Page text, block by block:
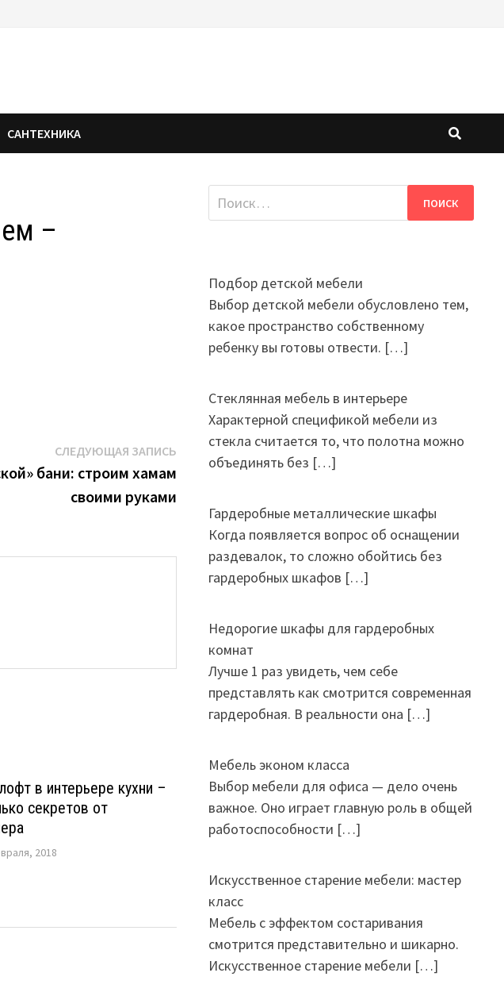
САНТЕХНИКА
–
СЛЕДУЮЩАЯ ЗАПИСЬСледующая
запись:
бани: строим хамам
своими руками
в интерьере кухни –
секретов от
2018
Найти:
Подбор детской мебели
Выбор детской мебели обусловлено тем,
какое пространство собственному
ребенку вы готовы отвести. […]
Стеклянная мебель в интерьере
Характерной спецификой мебели из
стекла считается то, что полотна можно
объединять без […]
Гардеробные металлические шкафы
Когда появляется вопрос об оснащении
раздевалок, то сложно обойтись без
гардеробных шкафов […]
Недорогие шкафы для гардеробных
комнат
Лучше 1 раз увидеть, чем себе
представлять как смотрится современная
гардеробная. В реальности она […]
Мебель эконом класса
Выбор мебели для офиса — дело очень
важное. Оно играет главную роль в общей
работоспособности […]
Искусственное старение мебели: мастер
класс
Мебель с эффектом состаривания
смотрится представительно и шикарно.
Искусственное старение мебели […]